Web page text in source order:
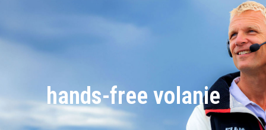
hands-free volanie